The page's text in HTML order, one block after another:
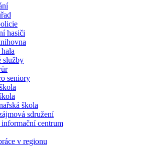
hasiči
služby
seniory
škola
sdružení
centrum
v regionu